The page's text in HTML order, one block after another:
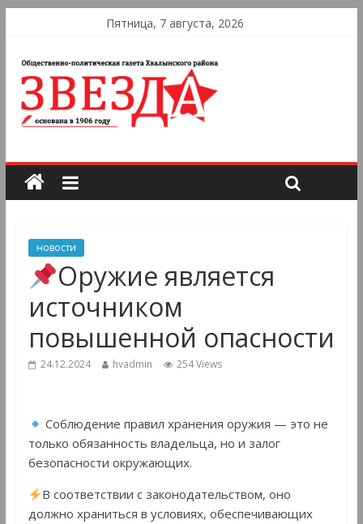
Пятница, 7 августа, 2026
новости
Оружие является
источником
повышенной опасности
24.12.2024 hvadmin 254 Views
Соблюдение правил хранения оружия — это не
только обязанность владельца, но и залог
безопасности окружающих.
В соответствии с законодательством, оно
должно храниться в условиях, обеспечивающих